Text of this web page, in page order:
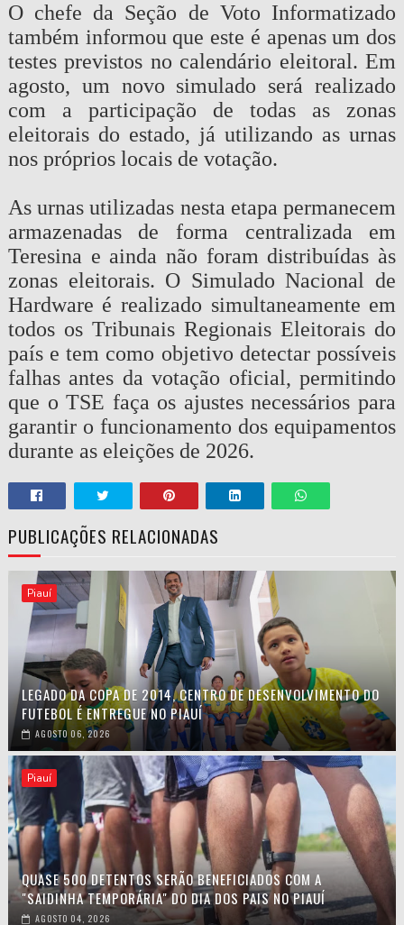
O chefe da Seção de Voto Informatizado
também informou que este é apenas um dos
testes previstos no calendário eleitoral. Em
agosto, um novo simulado será realizado
com a participação de todas as zonas
eleitorais do estado, já utilizando as urnas
nos próprios locais de votação.
As urnas utilizadas nesta etapa permanecem
armazenadas de forma centralizada em
Teresina e ainda não foram distribuídas às
zonas eleitorais. O Simulado Nacional de
Hardware é realizado simultaneamente em
todos os Tribunais Regionais Eleitorais do
país e tem como objetivo detectar possíveis
falhas antes da votação oficial, permitindo
que o TSE faça os ajustes necessários para
garantir o funcionamento dos equipamentos
durante as eleições de 2026.
PUBLICAÇÕES RELACIONADAS
Piauí
LEGADO DA COPA DE 2014, CENTRO DE DESENVOLVIMENTO DO
FUTEBOL É ENTREGUE NO PIAUÍ
AGOSTO 06, 2026
Piauí
QUASE 500 DETENTOS SERÃO BENEFICIADOS COM A
"SAIDINHA TEMPORÁRIA" DO DIA DOS PAIS NO PIAUÍ
AGOSTO 04, 2026